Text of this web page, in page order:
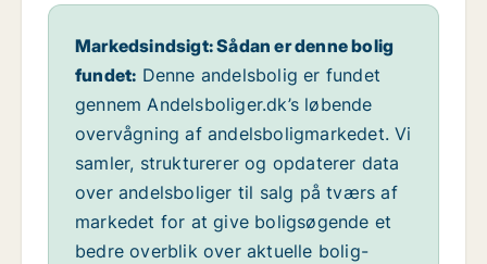
Markedsindsigt: Sådan er denne bolig
fundet: Denne andelsbolig er fundet
gennem Andelsboliger.dk’s løbende
overvågning af andelsboligmarkedet. Vi
samler, strukturerer og opdaterer data
over andelsboliger til salg på tværs af
markedet for at give boligsøgende et
bedre overblik over aktuelle bolig-